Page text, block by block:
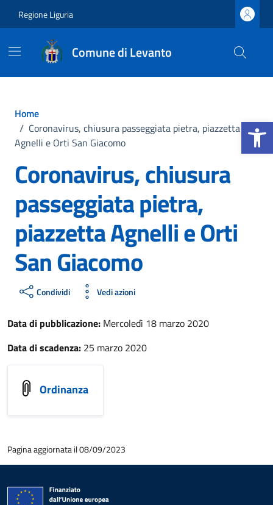
Apri la
Regione Liguria
Comune di Levanto
Home
/ Coronavirus, chiusura passeggiata pietra, piazzetta
Agnelli e Orti San Giacomo
Coronavirus, chiusura
passeggiata pietra,
piazzetta Agnelli e Orti
San Giacomo
Condividi Vedi azioni
Data di pubblicazione: Mercoledì 18 marzo 2020
Data di scadenza: 25 marzo 2020
Ordinanza
Pagina aggiornata il 08/09/2023